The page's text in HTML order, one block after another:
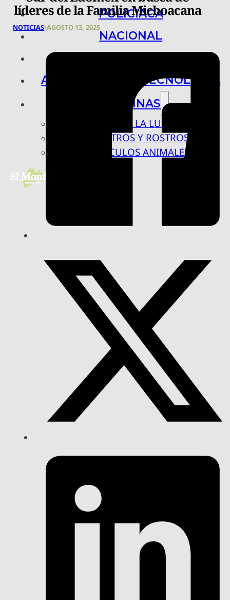
POLICIACA
NACIONAL
ARTE, CIENCIA Y TECNOLOGÍA
COLUMNAS
BAJO LA LUPA
RASTROS Y ROSTROS
VÍNCULOS ANIMALES
líderes de la Familia Michoacana
NOTICIAS•AGOSTO 13, 2025